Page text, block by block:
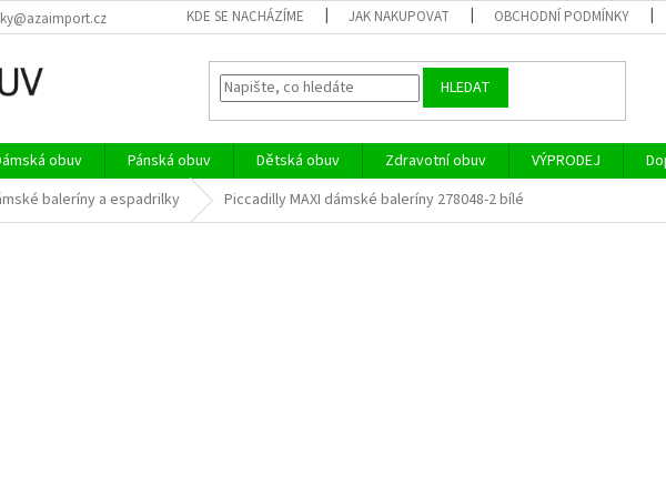
KDE SE NACHÁZÍME JAK NAKUPOVAT OBCHODNÍ PODMÍNKY
HLEDAT
obuv Pánská obuv Dětská obuv Zdravotní obuv VÝPRODEJ
baleríny a espadrilky Piccadilly MAXI dámské baleríny 278048-2 bílé